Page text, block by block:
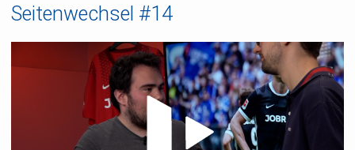
Seitenwechsel #14